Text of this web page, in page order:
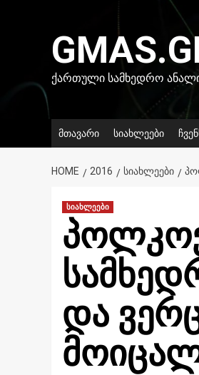
ᲥᲐᲠᲗᲣᲚᲘ ᲡᲐᲛᲮᲔᲓᲠᲝ
მთავარი სიახლეები
HOME 2016 ᲡᲘᲐᲮᲚᲔᲔᲑᲘ
სიახლეები
და